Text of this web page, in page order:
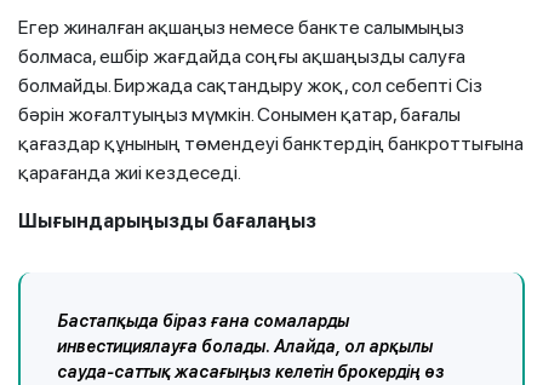
Егер жиналған ақшаңыз немесе банкте салымыңыз
болмаса, ешбір жағдайда соңғы ақшаңызды салуға
болмайды. Биржада сақтандыру жоқ, сол себепті Сіз
бәрін жоғалтуыңыз мүмкін. Сонымен қатар, бағалы
қағаздар құнының төмендеуі банктердің банкроттығына
қарағанда жиі кездеседі.
Шығындарыңызды бағалаңыз
Бастапқыда біраз ғана сомаларды
инвестициялауға болады. Алайда, ол арқылы
сауда-саттық жасағыңыз келетін брокердің өз